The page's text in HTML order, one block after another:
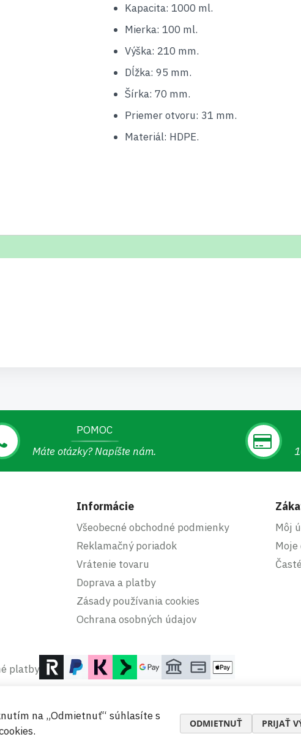
Kapacita: 1000 ml.
Mierka: 100 ml.
Výška: 210 mm.
Dĺžka: 95 mm.
Šírka: 70 mm.
Priemer otvoru: 31 mm.
Materiál: HDPE.
POMOC
Máte otázky? Napíšte nám.
Informácie
Všeobecné obchodné podmienky
Reklamačný poriadok
Vrátenie tovaru
Doprava a platby
Zásady používania cookies
Ochrana osobných údajov
Môj
Moje
platby
na „Odmietnuť“ súhlasíte s
ODMIETNUŤ PRIJAŤ